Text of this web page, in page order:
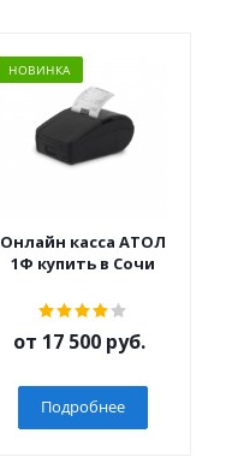
НОВИНКА
Онлайн касса АТОЛ
1Ф купить в Сочи
от 17 500 руб.
Подробнее